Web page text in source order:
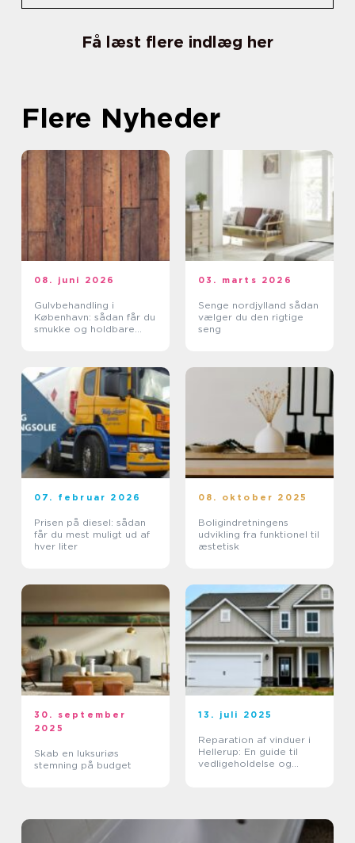
Få læst flere indlæg her
Flere Nyheder
08. juni 2026
Gulvbehandling i
København: sådan får du
smukke og holdbare
03. marts 2026
Senge nordjylland sådan
vælger du den rigtige
seng
07. februar 2026
Prisen på diesel: sådan
får du mest muligt ud af
hver liter
08. oktober 2025
Boligindretningens
udvikling fra funktionel til
æstetisk
30. september
2025
Skab en luksuriøs
stemning på budget
13. juli 2025
Reparation af vinduer i
Hellerup: En guide til
vedligeholdelse og